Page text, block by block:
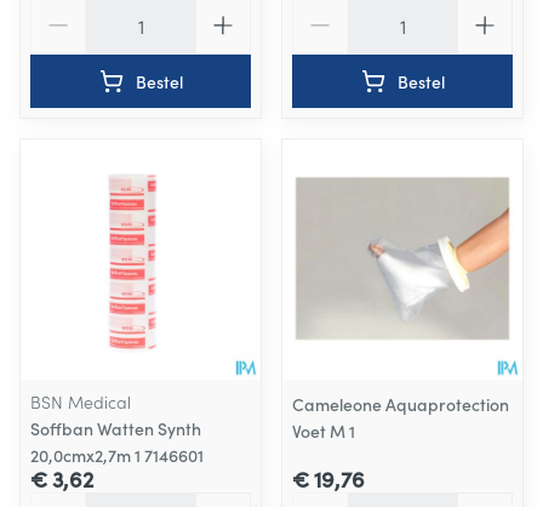
Bestel Bestel
BSN Medical
Soffban Watten Synth
20,0cmx2,7m 1 7146601
€ 3,62
Cameleone Aquaprotection
Voet M 1
€ 19,76